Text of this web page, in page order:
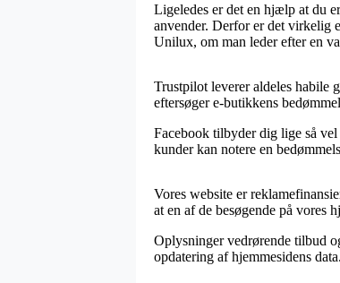
Ligeledes er det en hjælp at du
anvender. Derfor er det virkelig
Unilux, om man leder efter en
Trustpilot leverer aldeles habile
eftersøger e-butikkens
Facebook tilbyder dig lige så
kunder kan notere en
Vores website er
at en af de besøgende på vores
Oplysninger vedrørende tilbud
opdatering af hjemmesidens data.